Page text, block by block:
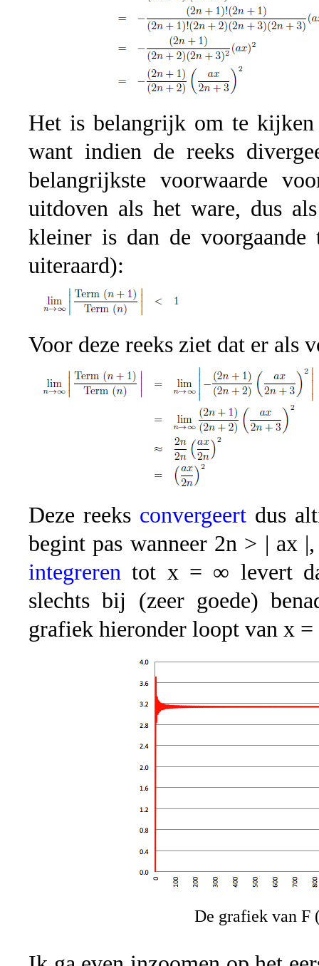
Het is belangrijk om te
want indien de reeks
belangrijkste voorwaarde
uitdoven als het ware, dus
kleiner is dan de
uiteraard):
Voor deze reeks ziet dat er als
Deze reeks convergeert dus
begint pas wanneer 2n > | ax
integreren tot x = ∞ levert
slechts bij (zeer goede)
grafiek hieronder loopt van x
De grafiek van F